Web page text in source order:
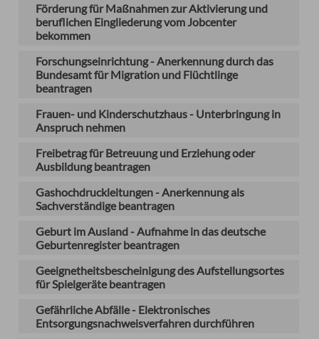
Förderung für Maßnahmen zur Aktivierung und
beruflichen Eingliederung vom Jobcenter
bekommen
Forschungseinrichtung - Anerkennung durch das
Bundesamt für Migration und Flüchtlinge
beantragen
Frauen- und Kinderschutzhaus - Unterbringung in
Anspruch nehmen
Freibetrag für Betreuung und Erziehung oder
Ausbildung beantragen
Gashochdruckleitungen - Anerkennung als
Sachverständige beantragen
Geburt im Ausland - Aufnahme in das deutsche
Geburtenregister beantragen
Geeignetheitsbescheinigung des Aufstellungsortes
für Spielgeräte beantragen
Gefährliche Abfälle - Elektronisches
Entsorgungsnachweisverfahren durchführen